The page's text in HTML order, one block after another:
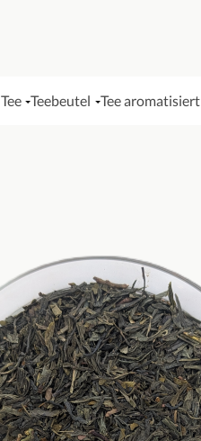
Tee Teebeutel Tee aromatisiert